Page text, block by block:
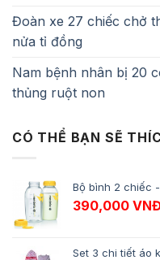
Đoàn xe 27 chiếc chở
nửa tỉ đồng
Nam bệnh nhân bị 20
thủng ruột non
CÓ THỂ BẠN SẼ
Bộ bình 2 chiếc
390,000
Set 3 chi tiết áo